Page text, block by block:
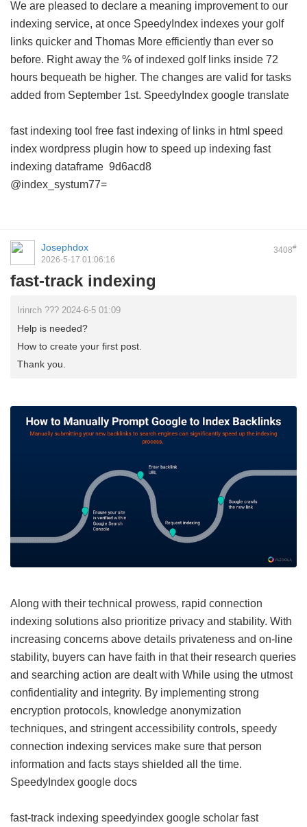
We are pleased to declare a meaning improvement to our
indexing service, at once SpeedyIndex indexes your golf
links quicker and Thomas More efficiently than ever so
before. Right away the % of indexed golf links inside 72
hours bequeath be higher. The changes are valid for tasks
added from September 1st. SpeedyIndex google translate
fast indexing tool free fast indexing of links in html speed
index wordpress plugin how to speed up indexing fast
indexing dataframe 9d6acd8
@index_systum77=
3408#
Josephdox
2026-5-17 01:06:16
fast-track indexing
Irinrch ??? 2024-6-5 01:09
Help is needed?
How to create your first post.
Thank you.
Along with their technical prowess, rapid connection
indexing solutions also prioritize privacy and stability. With
increasing concerns above details privateness and on-line
stability, buyers can have faith in that their research queries
and searching action are dealt with While using the utmost
confidentiality and integrity. By implementing strong
encryption protocols, knowledge anonymization
techniques, and stringent accessibility controls, speedy
connection indexing services make sure that person
information and facts stays shielded all the time.
SpeedyIndex google docs
fast-track indexing speedyindex google scholar fast